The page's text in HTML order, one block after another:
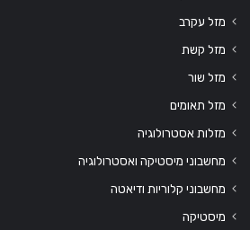
מזל עקרב
מזל קשת
מזל שור
מזל תאומים
מזלות אסטרולוגיה
מחשבוני מיסטיקה ואסטרולוגיה
מחשבוני קלוריות ודיאטה
מיסטיקה